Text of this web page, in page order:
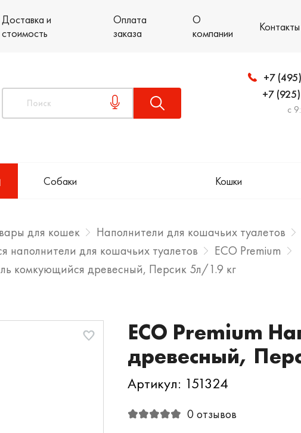
Доставка и
стоимость
Оплата
заказа
О
компании
Контакты
+7
+7
с
Собаки Кошки
для кошек
Наполнители для кошачьих туалетов
наполнители для кошачьих туалетов
ECO Premium
комкующийся древесный, Персик 5л/1.9 кг
ECO Premium
древесный,
Артикул: 151324
0 отзывов